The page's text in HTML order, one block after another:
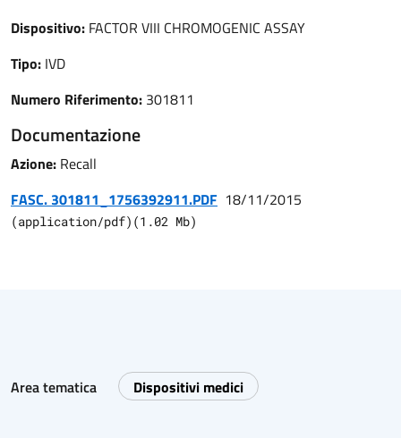
Dispositivo: FACTOR VIII CHROMOGENIC ASSAY
Tipo: IVD
Numero Riferimento: 301811
Documentazione
Azione: Recall
FASC. 301811_1756392911.PDF 18/11/2015
(application/pdf) (1.02 Mb)
Area tematica Dispositivi medici